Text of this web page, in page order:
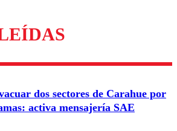
son moderados para garantizar un
diálogo respetuoso.
dos sectores de Carahue por
activa mensajería SAE